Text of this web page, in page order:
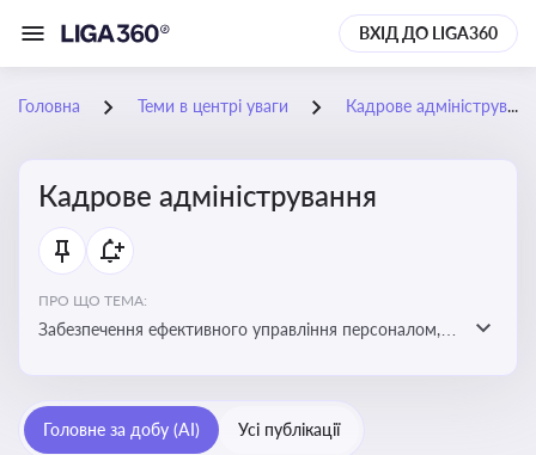
ВХІД ДО LIGA360
Головна Теми в центрі уваги Кадрове адміністрування
Кадрове адміністрування
ПРО ЩО ТЕМА:
Забезпечення ефективного управління персоналом,
Головне за добу (AI) Усі публікації